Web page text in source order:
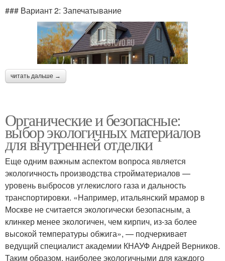
### Вариант 2: Запечатывание
читать дальше →
Органические и безопасные:
выбор экологичных материалов
для внутренней отделки
Еще одним важным аспектом вопроса является
экологичность производства стройматериалов —
уровень выбросов углекислого газа и дальность
транспортировки. «Например, итальянский мрамор в
Москве не считается экологически безопасным, а
клинкер менее экологичен, чем кирпич, из-за более
высокой температуры обжига», — подчеркивает
ведущий специалист академии КНАУФ Андрей Верников.
Таким образом, наиболее экологичными для каждого